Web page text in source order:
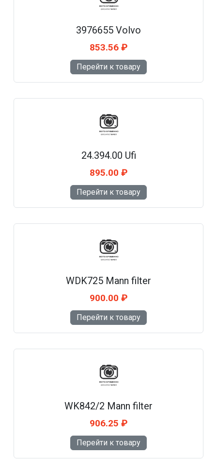
3976655 Volvo
853.56 ₽
Перейти к товару
24.394.00 Ufi
895.00 ₽
Перейти к товару
WDK725 Mann filter
900.00 ₽
Перейти к товару
WK842/2 Mann filter
906.25 ₽
Перейти к товару